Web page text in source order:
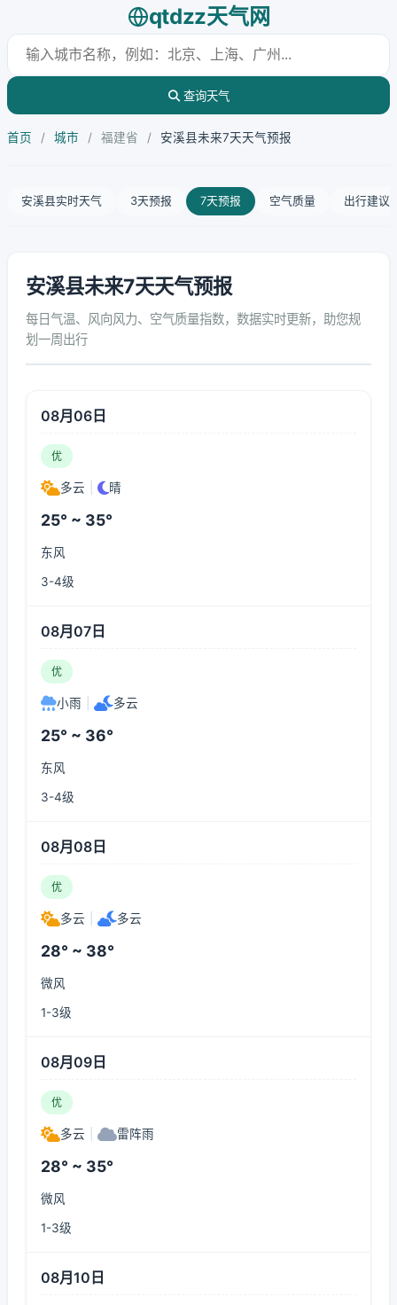
qtdzz天气网
查询天气
首页 / 城市 / 福建省 / 安溪县未来7天天气预报
安溪县实时天气 3天预报 7天预报 空气质量 出行建议
安溪县未来7天天气预报
每日气温、风向风力、空气质量指数，数据实时更新，助您规
划一周出行
08月06日
优
多云 晴
25° ~ 35°
东风
3-4级
08月07日
优
小雨 多云
25° ~ 36°
东风
3-4级
08月08日
优
多云 多云
28° ~ 38°
微风
1-3级
08月09日
优
多云 雷阵雨
28° ~ 35°
微风
1-3级
08月10日